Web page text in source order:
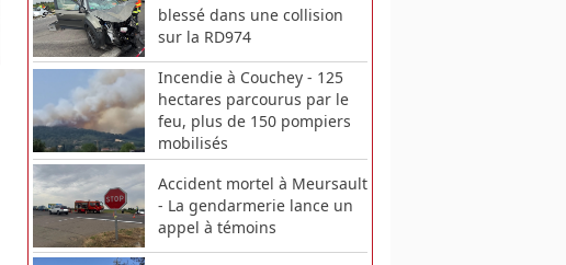
blessé dans une collision
sur la RD974
Incendie à Couchey - 125
hectares parcourus par le
feu, plus de 150 pompiers
mobilisés
Accident mortel à Meursault
- La gendarmerie lance un
appel à témoins